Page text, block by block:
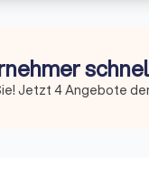
Jetzt 4 Angebote